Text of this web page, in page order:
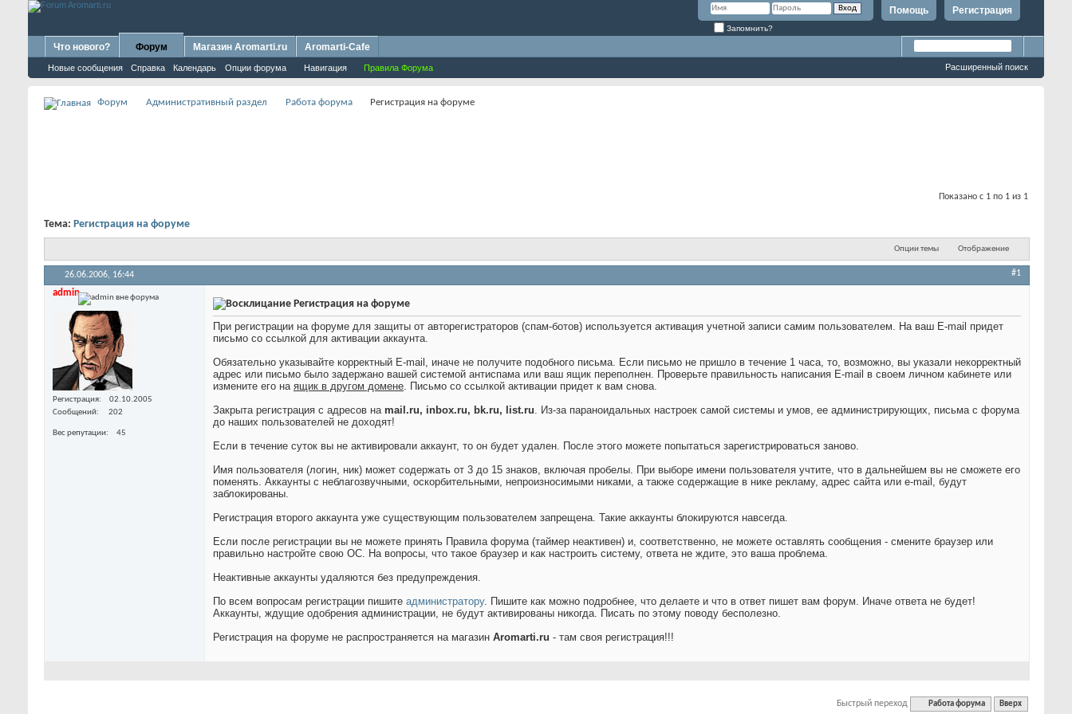
Регистрация
Помощь
Запомнить?
Что нового? Форум
Новые сообщения Справка Календарь Опции форума Навигация Правила Форума
Магазин Aromarti.ru Aromarti-Cafe
Расширенный поиск
Форум Административный раздел Работа форума Регистрация на форуме
Показано с 1 по 1 из 1
Тема: Регистрация на форуме
Опции темы Отображение
26.06.2006, 16:44 #1
admin
Регистрация
02.10.2005
Сообщений
202
Вес репутации 45
Регистрация на форуме
При регистрации на форуме для защиты от авторегистраторов (спам-ботов) используется активация учетной записи самим пользователем. На ваш E-mail придет
письмо со ссылкой для активации аккаунта.
Обязательно указывайте корректный E-mail, иначе не получите подобного письма. Если письмо не пришло в течение 1 часа, то, возможно, вы указали некорректный
адрес или письмо было задержано вашей системой антиспама или ваш ящик переполнен. Проверьте правильность написания E-mail в своем личном кабинете или
измените его на ящик в другом домене. Письмо со ссылкой активации придет к вам снова.
Закрыта регистрация с адресов на mail.ru, inbox.ru, bk.ru, list.ru. Из-за параноидальных настроек самой системы и умов, ее администрирующих, письма с форума
до наших пользователей не доходят!
Если в течение суток вы не активировали аккаунт, то он будет удален. После этого можете попытаться зарегистрироваться заново.
Имя пользователя (логин, ник) может содержать от 3 до 15 знаков, включая пробелы. При выборе имени пользователя учтите, что в дальнейшем вы не сможете его
поменять. Аккаунты с неблагозвучными, оскорбительными, непроизносимыми никами, а также содержащие в нике рекламу, адрес сайта или e-mail, будут
заблокированы.
Регистрация второго аккаунта уже существующим пользователем запрещена. Такие аккаунты блокируются навсегда.
Если после регистрации вы не можете принять Правила форума (таймер неактивен) и, соответственно, не можете оставлять сообщения - смените браузер или
правильно настройте свою ОС. На вопросы, что такое браузер и как настроить систему, ответа не ждите, это ваша проблема.
Неактивные аккаунты удаляются без предупреждения.
По всем вопросам регистрации пишите администратору. Пишите как можно подробнее, что делаете и что в ответ пишет вам форум. Иначе ответа не будет!
Аккаунты, ждущие одобрения администрации, не будут активированы никогда. Писать по этому поводу бесполезно.
Регистрация на форуме не распространяется на магазин Aromarti.ru - там своя регистрация!!!
Быстрый переход Работа форума Вверх